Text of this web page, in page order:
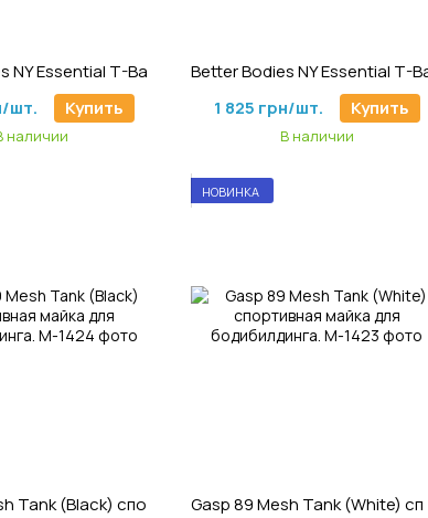
шт.
Купить
наличии
1 825 грн/шт.
Купить
В наличии
НОВИНКА